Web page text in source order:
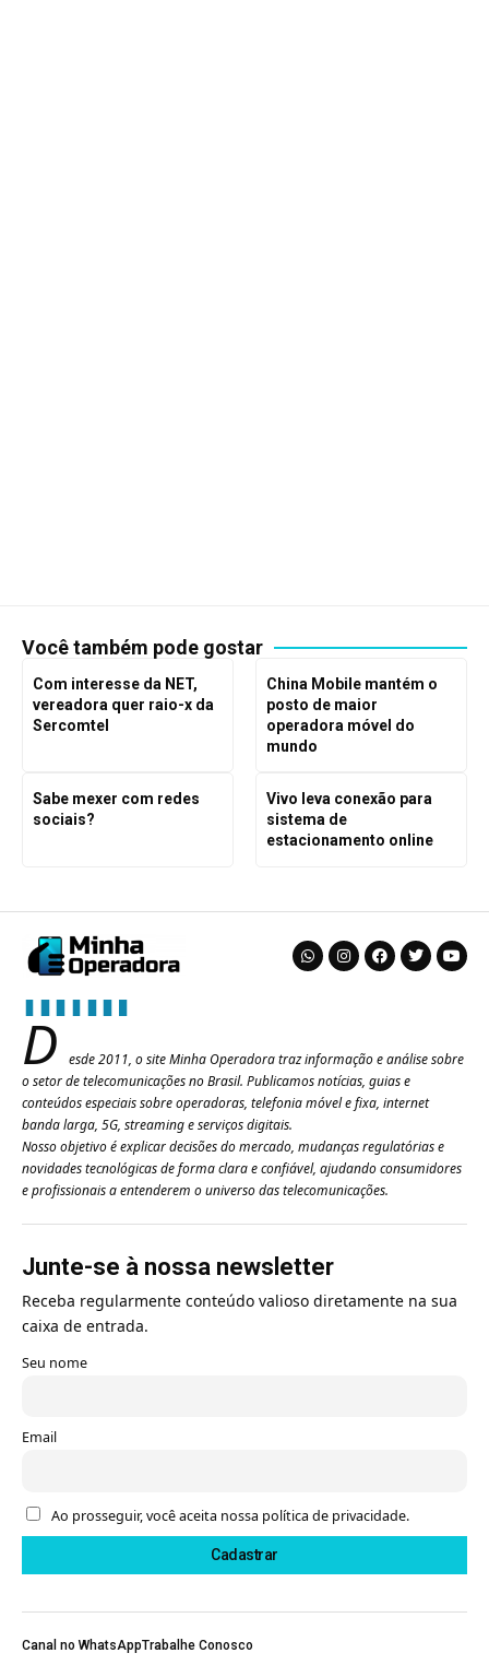
Você também pode gostar
Com interesse da NET,
vereadora quer raio-x da
Sercomtel
China Mobile mantém o
posto de maior
operadora móvel do
mundo
Sabe mexer com redes
sociais?
Vivo leva conexão para
sistema de
estacionamento online
D
esde 2011, o site Minha Operadora traz informação e análise sobre
o setor de telecomunicações no Brasil. Publicamos notícias, guias e
conteúdos especiais sobre operadoras, telefonia móvel e fixa, internet
banda larga, 5G, streaming e serviços digitais.
Nosso objetivo é explicar decisões do mercado, mudanças regulatórias e
novidades tecnológicas de forma clara e confiável, ajudando consumidores
e profissionais a entenderem o universo das telecomunicações.
Junte-se à nossa newsletter
Receba regularmente conteúdo valioso diretamente na sua
caixa de entrada.
Seu nome
Email
Ao prosseguir, você aceita nossa política de privacidade.
Canal no WhatsAppTrabalhe Conosco